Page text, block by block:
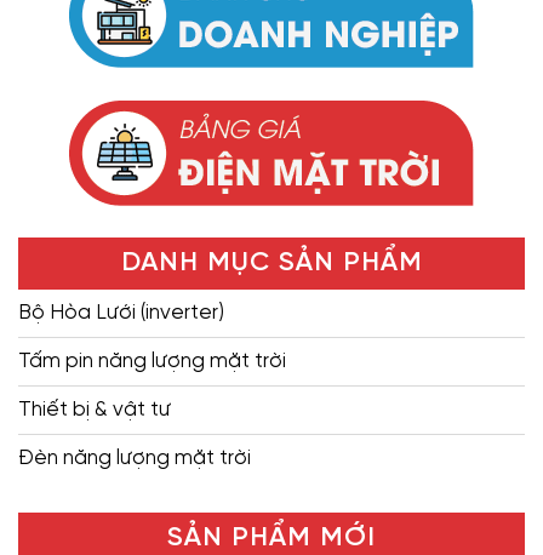
DANH MỤC SẢN PHẨM
Bộ Hòa Lưới (inverter)
Tấm pin năng lượng mặt trời
Thiết bị & vật tư
Đèn năng lượng mặt trời
SẢN PHẨM MỚI